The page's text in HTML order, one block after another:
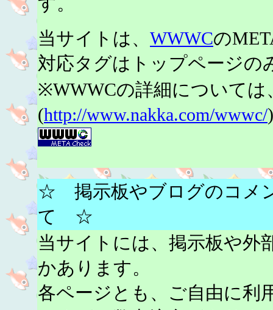
当サイトは、 WWWCの
対応タグはトップページの
※WWWCの詳細については
(http://www.nakka.com/wwwc/
☆ 掲示板やブログのコメ
て ☆
当サイトには、掲示板や外
かあります。
各ページとも、ご自由に利